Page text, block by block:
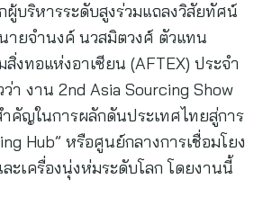
ผู้บริหารระดับสูงร่วมแถลงวิสัยทัศน์
ายจำนงค์ นวสมิตวงศ์ ตัวแทน
งทอแห่งอาเซียน (AFTEX) ประจำ
า งาน 2nd Asia Sourcing Show
คัญในการผลักดันประเทศไทยสู่การ
Hub” หรือศูนย์กลางการเชื่อมโยง
ะเครื่องนุ่งห่มระดับโลก โดยงานนี้